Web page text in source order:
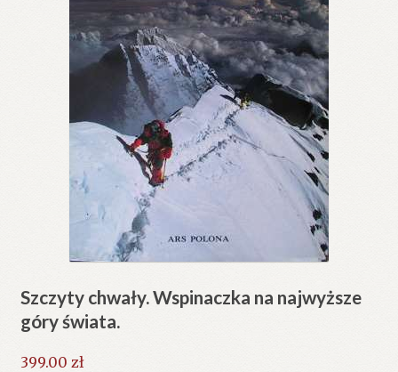
Szczyty chwały. Wspinaczka na najwyższe
góry świata.
399.00 zł